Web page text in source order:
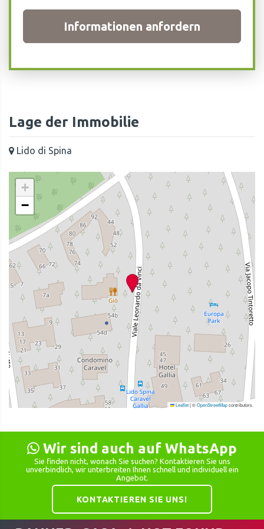
Informationen anfordern
Lage der Immobilie
Lido di Spina
+
−
Leaflet|©OpenStreetMapcontributors
Wir sind auch auf WhatsApp
Sie finden nicht, wonach Sie suchen? Kontaktieren Sie uns
unverbindlich, wir unterbreiten Ihnen schnell und individuell ein
Angebot.
KONTAKTIEREN SIE UNS!